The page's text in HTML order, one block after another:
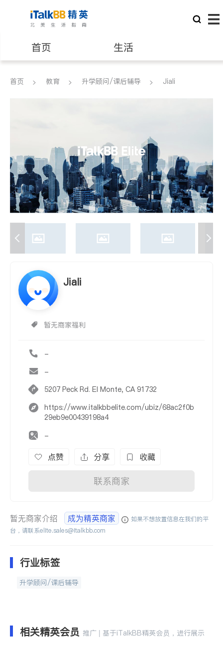
首页 生活
医生 律师
养老 非盈利组织
首页 教育 升学顾问/课后辅导 Jiali
Jiali
暂无商家福利
-
-
5207 Peck Rd. El Monte, CA 91732
https://www.italkbbelite.com/ubiz/68ac2f0b
29eb9e00439198a4
-
点赞 分享 收藏
联系商家
暂无商家介绍 成为精英商家
如果不想放置信息在我们的平
台，请联系elite.sales@italkbb.com
行业标签
升学顾问/课后辅导
相关精英会员 推广 | 基于iTalkBB精英会员，进行展示